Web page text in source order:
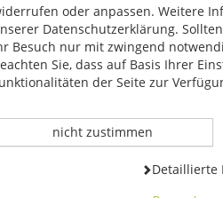
der am besten erforschten
oder anpassen. Weitere
Datenschutzerklärung.
Besuch nur mit zwingend
Sie, dass auf Basis Ihrer
der Seite zur
Datenverarbeitung -
nicht zustimmen
Detaillierte